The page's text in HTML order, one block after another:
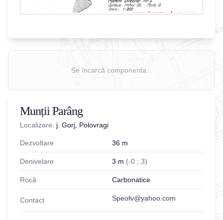
Se încarcă componenta...
Munții Parâng
Localizare: j. Gorj, Polovragi
Dezvoltare 36 m
Denivelare 3 m (-0 ; 3)
Rocă Carbonatice
Contact Speofv@yahoo.com